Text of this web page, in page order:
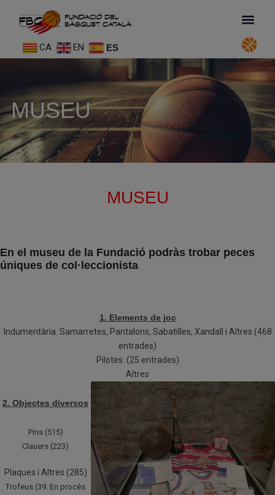
CA EN ES
MUSEU
MUSEU
En el museu de la Fundació podràs trobar peces
úniques de col·leccionista
1. Elements de joc
Indumentària. Samarretes, Pantalons, Sabatilles, Xandall i Altres (468
entrades)
Pilotes. (25 entrades)
Altres
2. Objectes diversos
Pins (515)
Clauers (223)
Plaques i Altres (285)
Trofeus (39. En procés